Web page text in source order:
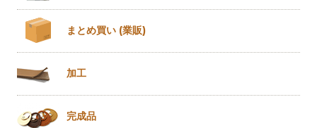
まとめ買い (業販)
加工
完成品